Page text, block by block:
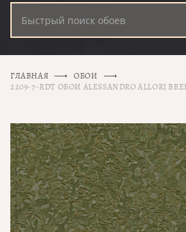
ГЛАВНАЯ
ОБОИ
2209-7-RDT ОБОИ ALESSANDRO ALLORI